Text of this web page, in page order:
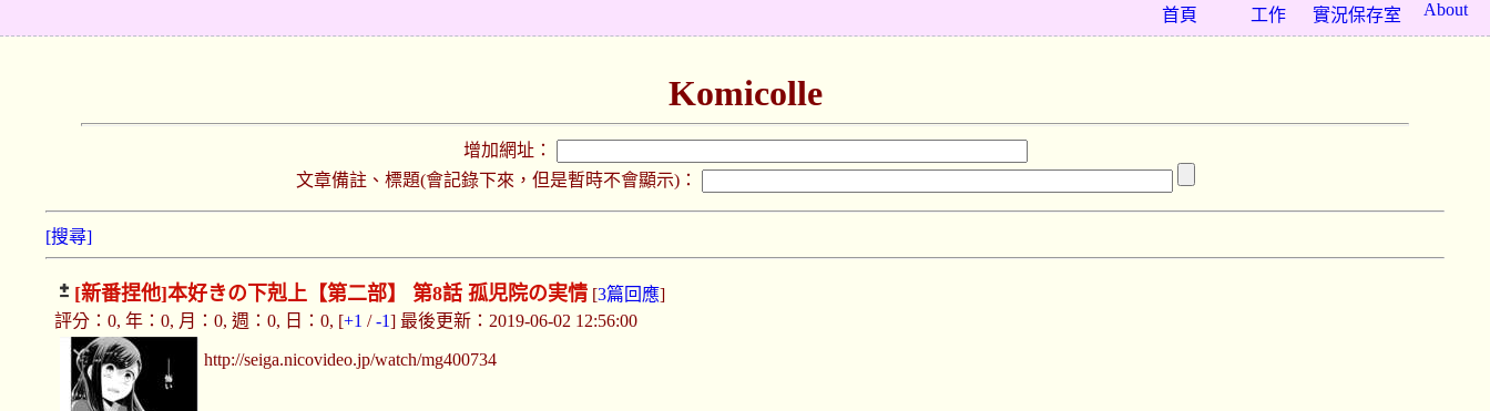
About
實況保存室
工作
首頁
Komicolle
增加網址：
文章備註、標題(會記錄下來，但是暫時不會顯示)：
[搜尋]
[新番捏他]本好きの下剋上【第二部】 第8話 孤児院の実情 [3篇回應]
評分：0, 年：0, 月：0, 週：0, 日：0, [+1 /-1] 最後更新：2019-06-02 12:56:00
http://seiga.nicovideo.jp/watch/mg400734